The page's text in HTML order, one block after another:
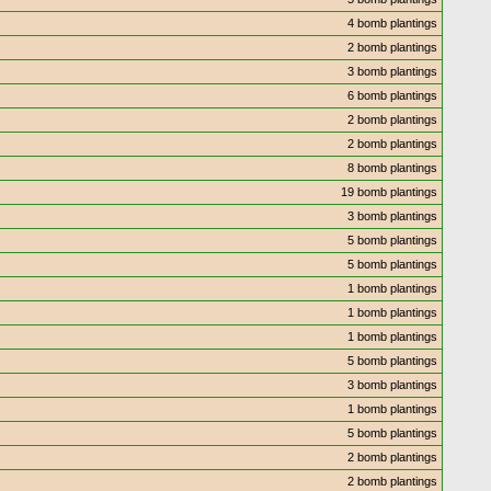
4 bomb plantings
2 bomb plantings
3 bomb plantings
6 bomb plantings
2 bomb plantings
2 bomb plantings
8 bomb plantings
19 bomb plantings
3 bomb plantings
5 bomb plantings
5 bomb plantings
1 bomb plantings
1 bomb plantings
1 bomb plantings
5 bomb plantings
3 bomb plantings
1 bomb plantings
5 bomb plantings
2 bomb plantings
2 bomb plantings